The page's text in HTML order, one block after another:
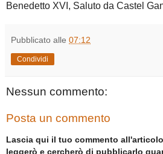
Benedetto XVI, Saluto da Castel
Pubblicato alle 07:12
Condividi
Nessun commento:
Posta un commento
Lascia qui il tuo commento
leggerò e cercherò di pubblicarlo